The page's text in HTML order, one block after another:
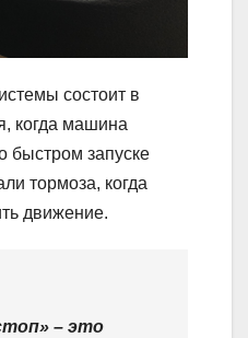
состоит в
когда машина
быстром запуске
тормоза, когда
движение.
– это